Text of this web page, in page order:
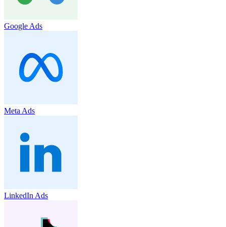
Google Ads
Meta Ads
LinkedIn Ads